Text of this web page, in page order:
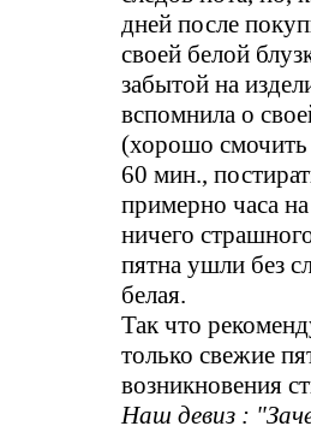
дней после
своей белой
забытой на
вспомнила о
(хорошо смочить
60 мин.,
примерно часа
ничего
пятна ушли без
белая.
Так что
только свежие
возникновения
Наш девиз :